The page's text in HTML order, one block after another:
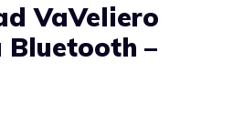
VaVeliero
–